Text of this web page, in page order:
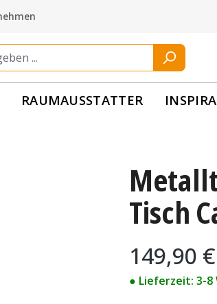
RAUMAUSSTATTER
Tisch
Regulärer Preis:
149,90 €
● Lieferzeit: 3-